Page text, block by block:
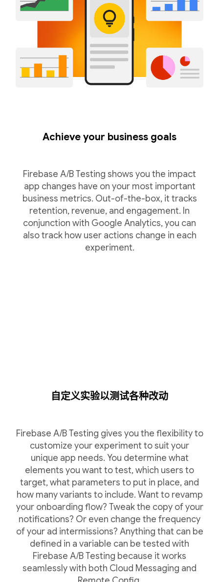
Achieve your business goals
Firebase A/B Testing shows you the impact
app changes have on your most important
business metrics. Out-of-the-box, it tracks
retention, revenue, and engagement. In
conjunction with Google Analytics, you can
also track how user actions change in each
experiment.
自定义实验以测试各种改动
Firebase A/B Testing gives you the flexibility to
customize your experiment to suit your
unique app needs. You determine what
elements you want to test, which users to
target, what parameters to put in place, and
how many variants to include. Want to revamp
your onboarding flow? Tweak the copy of your
notifications? Or even change the frequency
of your ad intermissions? Anything that can be
defined in a variable can be tested with
Firebase A/B Testing because it works
seamlessly with both Cloud Messaging and